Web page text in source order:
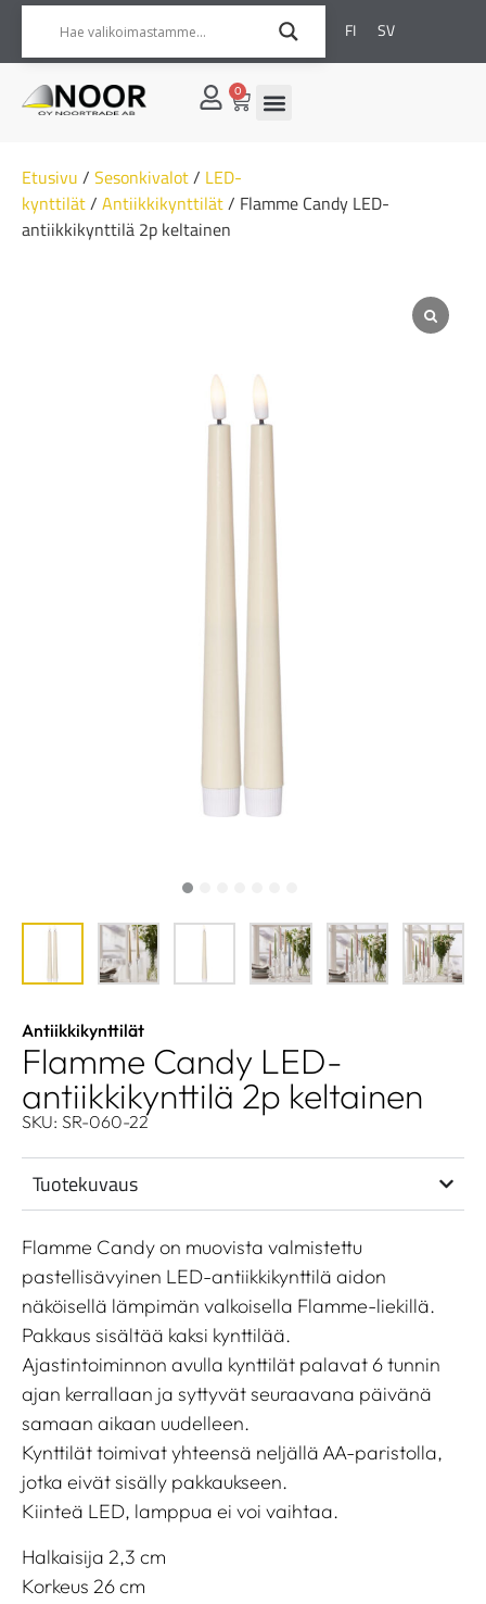
FI SV
0
Etusivu / Sesonkivalot/ LED-
kynttilät/ Antiikkikynttilät/ Flamme Candy LED-
antiikkikynttilä 2p keltainen
Antiikkikynttilät
Flamme Candy LED-
antiikkikynttilä 2p keltainen
SKU: SR-060-22
Tuotekuvaus
Flamme Candy on muovista valmistettu
pastellisävyinen LED-antiikkikynttilä aidon
näköisellä lämpimän valkoisella Flamme-liekillä.
Pakkaus sisältää kaksi kynttilää.
Ajastintoiminnon avulla kynttilät palavat 6 tunnin
ajan kerrallaan ja syttyvät seuraavana päivänä
samaan aikaan uudelleen.
Kynttilät toimivat yhteensä neljällä AA-paristolla,
jotka eivät sisälly pakkaukseen.
Kiinteä LED, lamppua ei voi vaihtaa.
Halkaisija 2,3 cm
Korkeus 26 cm